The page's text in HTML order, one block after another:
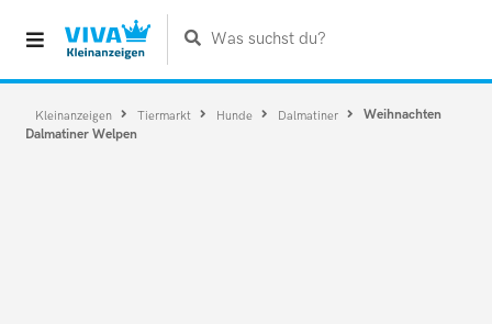
Was suchst du?
Kleinanzeigen Tiermarkt Hunde Dalmatiner
Weihnachten
Dalmatiner Welpen